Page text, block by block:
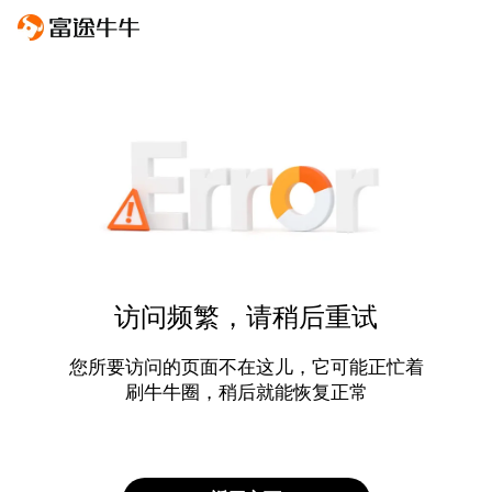
访问频繁，请稍后重试
您所要访问的页面不在这儿，它可能正忙着
刷牛牛圈，稍后就能恢复正常